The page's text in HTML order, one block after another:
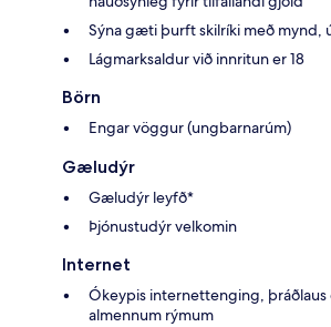
Sýna gæti þurft skilríki með mynd,
Lágmarksaldur við innritun er 18
Börn
Engar vöggur (ungbarnarúm)
Gæludýr
Gæludýr leyfð*
Þjónustudýr velkomin
Internet
Ókeypis internettenging, þráðlaus
almennum rýmum